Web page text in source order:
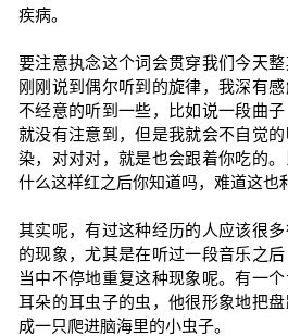
疾病。
要注意执念这个词会贯穿我们今天
刚刚说到偶尔听到的旋律，我深有
不经意的听到一些，比如说一段曲
就没有注意到，但是我就会不自觉
染，对对对，就是也会跟着你吃的
什么这样红之后你知道吗，难道这也
其实呢，有过这种经历的人应该很
的现象，尤其是在听过一段音乐之
当中不停地重复这种现象呢。有一
耳朵的耳虫子的虫，他很形象地把
成一只爬进脑海里的小虫子。